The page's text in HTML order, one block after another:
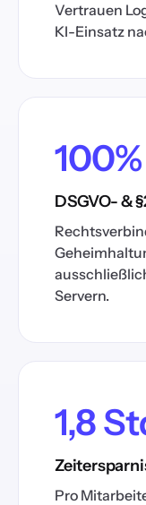
Vertrauen
KI-Einsatz
100%
DSGVO- &
Servern.
1,8
Pro